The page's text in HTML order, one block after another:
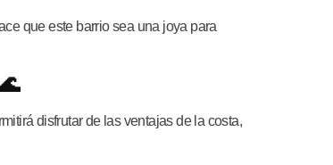
que este barrio sea una joya para
disfrutar de las ventajas de la costa,